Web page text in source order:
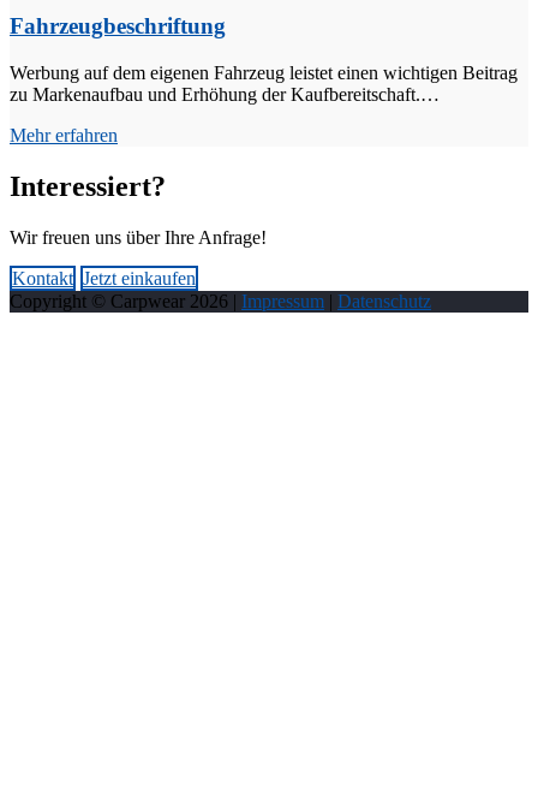
Fahrzeugbeschriftung
Werbung auf dem eigenen Fahrzeug leistet einen wichtigen Beitrag
zu Markenaufbau und Erhöhung der Kaufbereitschaft.…
Mehr erfahren
Interessiert?
Wir freuen uns über Ihre Anfrage!
Kontakt Jetzt einkaufen
Copyright © Carpwear 2026 | Impressum | Datenschutz